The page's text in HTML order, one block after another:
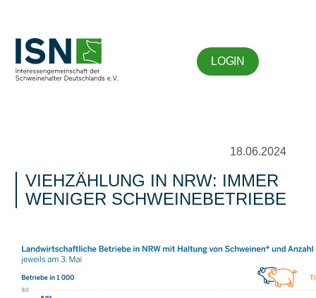
LOGIN
18.06.2024
VIEHZÄHLUNG IN NRW: IMMER
WENIGER SCHWEINEBETRIEBE